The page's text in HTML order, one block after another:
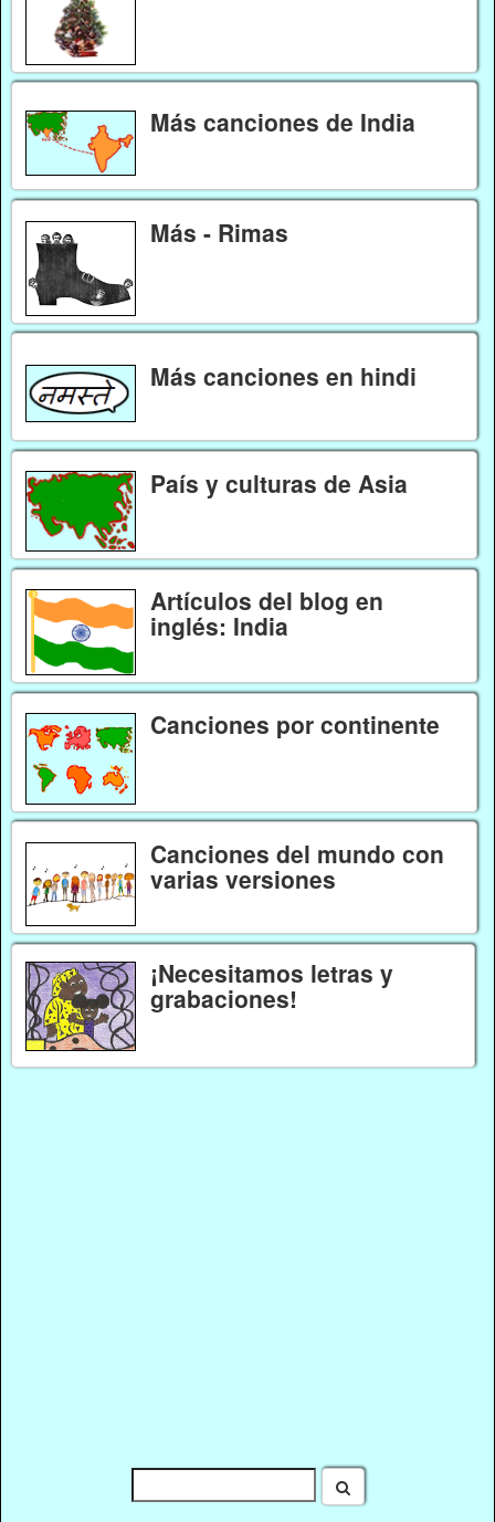
Más canciones de India
Más - Rimas
Más canciones en hindi
País y culturas de Asia
Artículos del blog en
inglés: India
Canciones por continente
Canciones del mundo con
varias versiones
¡Necesitamos letras y
grabaciones!